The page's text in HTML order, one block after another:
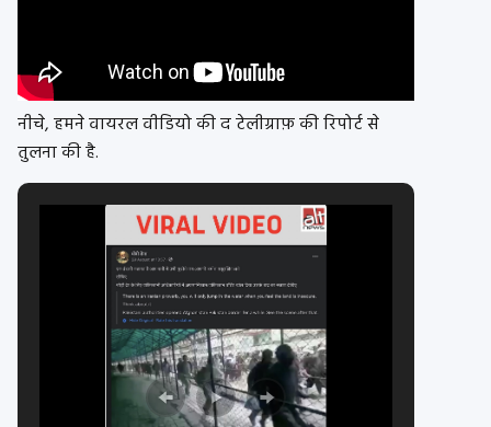
नीचे, हमने वायरल वीडियो की द टेलीग्राफ़ की रिपोर्ट से
तुलना की है.